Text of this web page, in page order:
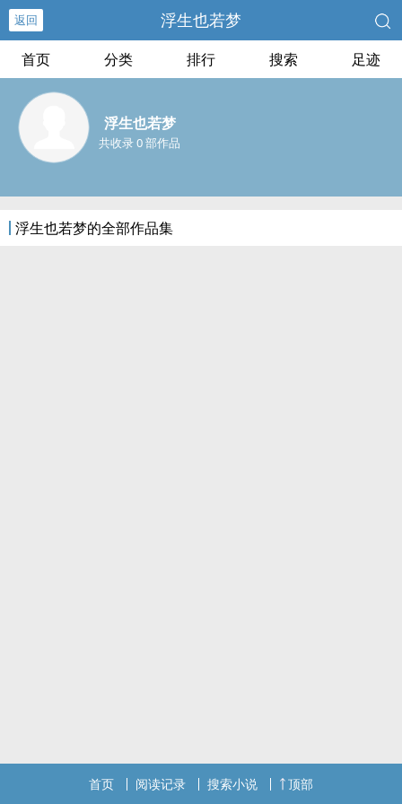
返回 浮生也若梦
首页 分类 排行 搜索 足迹
浮生也若梦
共收录 0 部作品
浮生也若梦的全部作品集
首页 阅读记录 搜索小说 顶部